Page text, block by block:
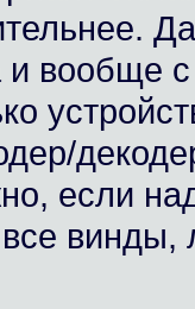
вообще с
если
винды,